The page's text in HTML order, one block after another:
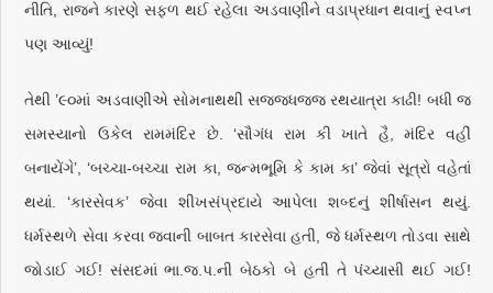
નીતિ, રાજને કારણે સફળ થઈ રહેલા અડવાણીને વડાપ્રધાન થવાનું સ્વપ્ન
પણ આવ્યું!
તેથી ’૯૦માં અડવાણીએ સોમનાથથી સજ્જધજ્જ રથયાત્રા કાઢી! બધી જ
સમસ્યાનો ઉકેલ રામમંદિર છે. ‘સૌગંધ રામ કી ખાતે હૈ, મંદિર વહીં
બનાયેંગે’, ‘બચ્ચા-બચ્ચા રામ કા, જન્મભૂમિ કે કામ કા’ જેવાં સૂત્રો વહેતાં
થયાં. ‘કારસેવક’ જેવા શીખસંપ્રદાયે આપેલા શબ્દનું શીર્ષાસન થયું.
ધર્મસ્થળે સેવા કરવા જવાની બાબત કારસેવા હતી, જે ધર્મસ્થળ તોડવા સાથે
જોડાઈ ગઈ! સંસદમાં ભા.જ.પ.ની બેઠકો બે હતી તે પંચ્યાસી થઈ ગઈ!